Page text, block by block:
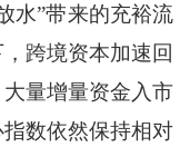
水”带来的充裕流
跨境资本加速回
量增量资金入市
数依然保持相对